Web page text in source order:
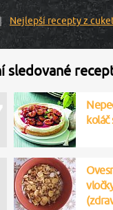
Nejlepší recepty z
sledované